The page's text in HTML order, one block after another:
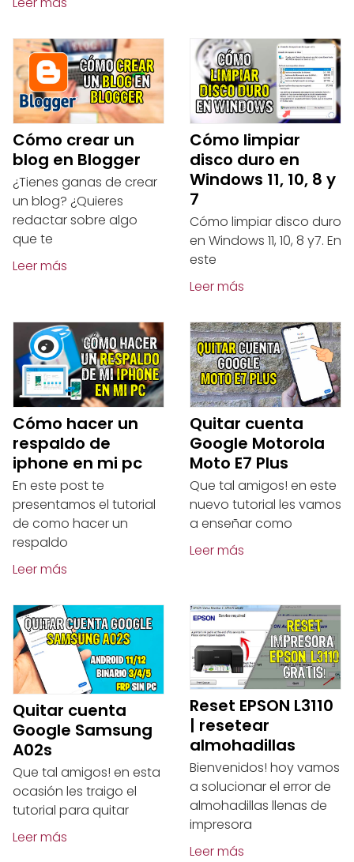
Cómo crear un
blog en Blogger
¿Tienes ganas de crear
un blog? ¿Quieres
redactar sobre algo
que te
Leer más
Cómo limpiar
disco duro en
Windows 11, 10, 8 y
7
Cómo limpiar disco duro
en Windows 11, 10, 8 y7. En
este
Leer más
Cómo hacer un
respaldo de
iphone en mi pc
En este post te
presentamos el tutorial
de como hacer un
respaldo
Leer más
Quitar cuenta
Google Motorola
Moto E7 Plus
Que tal amigos! en este
nuevo tutorial les vamos
a enseñar como
Leer más
Quitar cuenta
Google Samsung
A02s
Que tal amigos! en esta
ocasión les traigo el
tutorial para quitar
Leer más
Reset EPSON L3110
| resetear
almohadillas
Bienvenidos! hoy vamos
a solucionar el error de
almohadillas llenas de
impresora
Leer más